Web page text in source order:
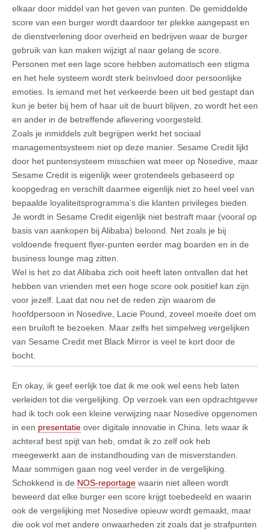
elkaar door middel van het geven van punten. De gemiddelde
score van een burger wordt daardoor ter plekke aangepast en
de dienstverlening door overheid en bedrijven waar de burger
gebruik van kan maken wijzigt al naar gelang de score.
Personen met een lage score hebben automatisch een stigma
en het hele systeem wordt sterk beïnvloed door persoonlijke
emoties. Is iemand met het verkeerde been uit bed gestapt dan
kun je beter bij hem of haar uit de buurt blijven, zo wordt het een
en ander in de betreffende aflevering voorgesteld.
Zoals je inmiddels zult begrijpen werkt het sociaal
managementsysteem niet op deze manier. Sesame Credit lijkt
door het puntensysteem misschien wat meer op Nosedive, maar
Sesame Credit is eigenlijk weer grotendeels gebaseerd op
koopgedrag en verschilt daarmee eigenlijk niet zo heel veel van
bepaalde loyaliteitsprogramma’s die klanten privileges bieden.
Je wordt in Sesame Credit eigenlijk niet bestraft maar (vooral op
basis van aankopen bij Alibaba) beloond. Net zoals je bij
voldoende frequent flyer-punten eerder mag boarden en in de
business lounge mag zitten.
Wel is het zo dat Alibaba zich ooit heeft laten ontvallen dat het
hebben van vrienden met een hoge score ook positief kan zijn
voor jezelf. Laat dat nou net de reden zijn waarom de
hoofdpersoon in Nosedive, Lacie Pound, zoveel moeite doet om
een bruiloft te bezoeken. Maar zelfs het simpelweg vergelijken
van Sesame Credit met Black Mirror is veel te kort door de
bocht.
En okay, ik geef eerlijk toe dat ik me ook wel eens heb laten
verleiden tot die vergelijking. Op verzoek van een opdrachtgever
had ik toch ook een kleine verwijzing naar Nosedive opgenomen
in een presentatie over digitale innovatie in China. Iets waar ik
achteraf best spijt van heb, omdat ik zo zelf ook heb
meegewerkt aan de instandhouding van de misverstanden.
Maar sommigen gaan nog veel verder in de vergelijking.
Schokkend is de NOS-reportage waarin niet alleen wordt
beweerd dat elke burger een score krijgt toebedeeld en waarin
ook de vergelijking met Nosedive opieuw wordt gemaakt, maar
die ook vol met andere onwaarheden zit zoals dat je strafpunten